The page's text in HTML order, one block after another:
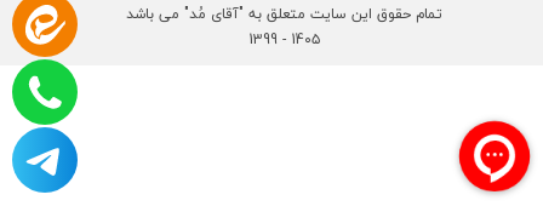
تمام حقوق این سایت متعلق به "آقای مُد" می باشد
14۰۵ - 1399